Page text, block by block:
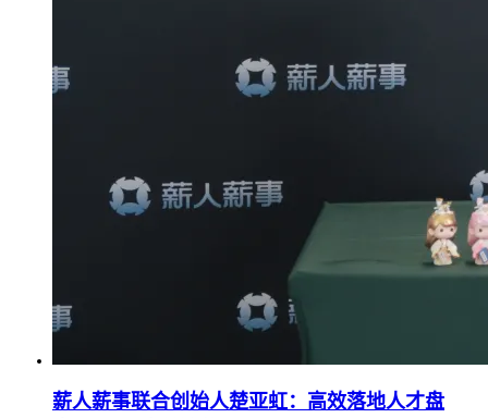
薪人薪事联合创始人楚亚虹：高效落地人才盘